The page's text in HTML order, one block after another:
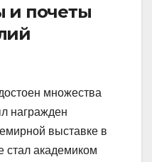
и почеты
множества
награжден
выставке в
стал академиком